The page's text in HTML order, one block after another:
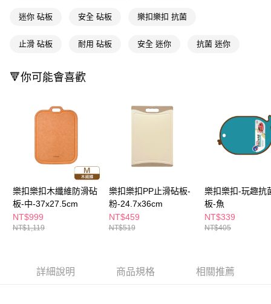
【「AFTEE先享後付」結帳流程】
結帳頁面，進行簡訊認證並確認金額後，即可完成結帳。
２．訂單成立數日內，您將收到繳費通知簡訊。
ATM／網路銀行／等多元方式進行付款，方視為交易完成。
※ 請注意：結帳手續完成當下不需立刻繳費，但若您需要取消訂單，請聯絡
後付繳納相關費用。
※ 交易是否成功請以「AFTEE先享後付 」之結帳頁面顯示為準，若有關於
是否繳費成功／繳費後需取消欲退款等相關疑問，請聯繫「AFTEE先享後付
https://netprotections.freshdesk.com/support/home
【注意事項】
１．透過由恩沛科技股份有限公司提供之「AFTEE先享後付」服務完成之交
易，需依本服務之必要範圍內提供個人資料，並將交易相關給付款項請求債
權轉讓予恩沛科技股份有限公司。
２．關於個人資料處理事宜，請瀏覽以下網址：
https://aftee.tw/terms/#terms3
３．未成年的使用者請事先徵得法定代理人或監護人之同意方可使用
時審查核予不同之上限額度；若仍有額度不足之情形，本公司將視審查結果
請求用戶進行身份認證。
每筆NT$65，滿NT$390(含以上)免運費
付款後全家取貨
萊爾富取貨付款
付款後萊爾富取貨
7-11取貨付款
每筆NT$65，滿NT$490(含以上)免運費
付款後7-11取貨
每筆NT$65，滿NT$490(含以上)免運費
宅配(本島)
付款後寶雅門市自取(由倉庫統一出貨)
迷你 砧板 安全 砧板 樂扣樂扣 抗菌
止滑 砧板 耐用 砧板 安全 迷你 抗菌 迷你
🔻你可能會喜歡
樂扣樂扣木纖維防滑砧
板-中-37x27.5cm
NT$999
NT$1,119
樂扣樂扣PP止滑砧板-
粉-24.7x36cm
NT$459
NT$519
樂扣樂扣-玩趣抗
板-魚
NT$339
NT$405
詳細說明 商品規格 相關推薦